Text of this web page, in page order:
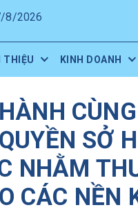
THIỆU KINH DOANH
8/2026
SỞ
NHẰM
CÁC